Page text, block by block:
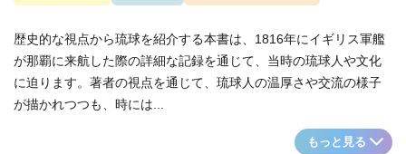
歴史的な視点から琉球を紹介する本書は、1816年にイギリス軍艦
が那覇に来航した際の詳細な記録を通じて、当時の琉球人や文化
に迫ります。著者の視点を通じて、琉球人の温厚さや交流の様子
が描かれつつも、時には...
もっと見る